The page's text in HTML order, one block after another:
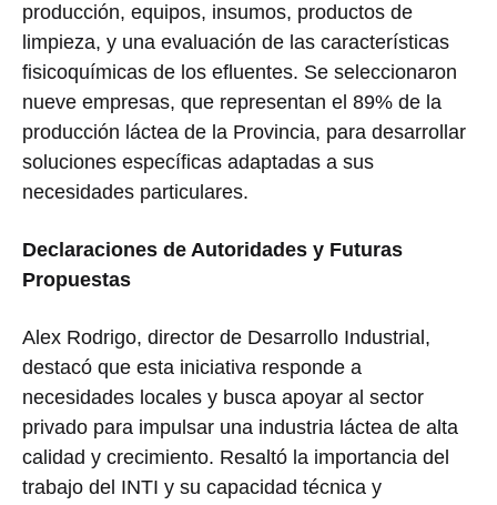
producción, equipos, insumos, productos de
limpieza, y una evaluación de las características
fisicoquímicas de los efluentes. Se seleccionaron
nueve empresas, que representan el 89% de la
producción láctea de la Provincia, para desarrollar
soluciones específicas adaptadas a sus
necesidades particulares.
Declaraciones de Autoridades y Futuras
Propuestas
Alex Rodrigo, director de Desarrollo Industrial,
destacó que esta iniciativa responde a
necesidades locales y busca apoyar al sector
privado para impulsar una industria láctea de alta
calidad y crecimiento. Resaltó la importancia del
trabajo del INTI y su capacidad técnica y